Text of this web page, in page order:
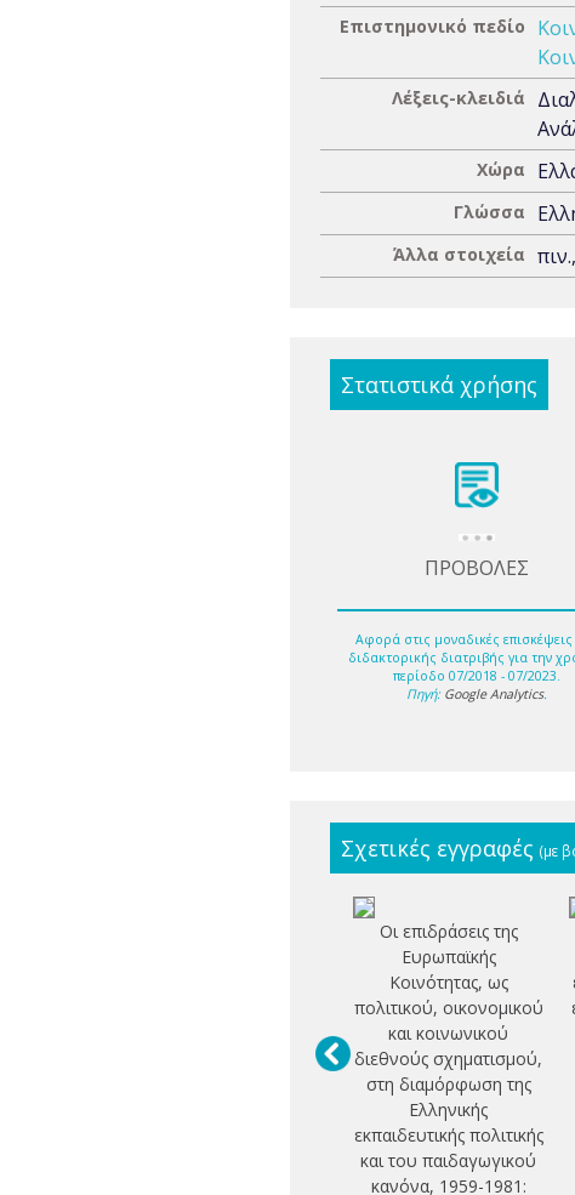
Επιστημονικό πεδίο
Λέξεις-κλειδιά
Χώρα
Γλώσσα
Άλλα στοιχεία
Στατιστικά χρήσης
ΠΡΟΒΟΛΕΣ
Αφορά στις μοναδικές επισκέψεις
διδακτορικής διατριβής για την
περίοδο 07/2018 - 07/2023.
Πηγή: Google Analytics.
Σχετικές εγγραφές (με
Οι επιδράσεις της
Ευρωπαϊκής
Κοινότητας, ως
πολιτικού, οικονομικού
και κοινωνικού
διεθνούς σχηματισμού,
στη διαμόρφωση της
Ελληνικής
εκπαιδευτικής πολιτικής
και του παιδαγωγικού
κανόνα, 1959-1981: